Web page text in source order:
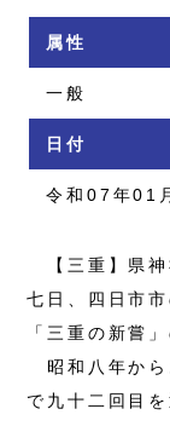
属性
一般
日付
令和07年01
【三重】県神
七日、四日市
「三重の新嘗
昭和八年から
で九十二回目